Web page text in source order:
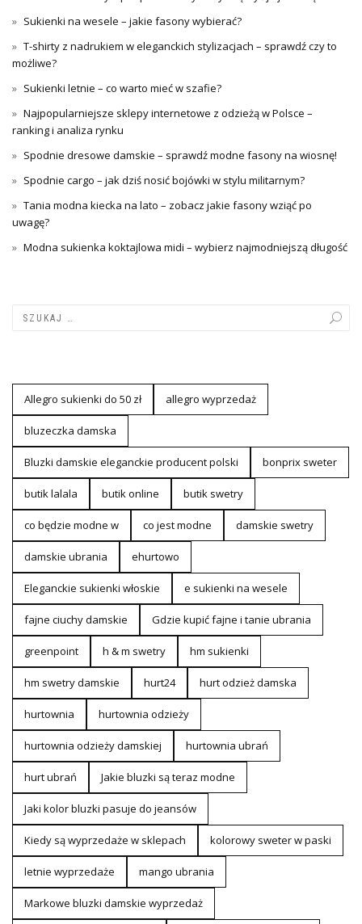
Sukienki na wesele – jakie fasony wybierać?
T-shirty z nadrukiem w eleganckich stylizacjach – sprawdź czy to
możliwe?
Sukienki letnie – co warto mieć w szafie?
Najpopularniejsze sklepy internetowe z odzieżą w Polsce –
ranking i analiza rynku
Spodnie dresowe damskie – sprawdź modne fasony na wiosnę!
Spodnie cargo – jak dziś nosić bojówki w stylu militarnym?
Tania modna kiecka na lato – zobacz jakie fasony wziąć po
uwagę?
Modna sukienka koktajlowa midi – wybierz najmodniejszą długość
Allegro sukienki do 50 zł allegro wyprzedaż
bluzeczka damska
Bluzki damskie eleganckie producent polski bonprix sweter
butik lalala butik online butik swetry
co będzie modne w co jest modne damskie swetry
damskie ubrania ehurtowo
Eleganckie sukienki włoskie e sukienki na wesele
fajne ciuchy damskie Gdzie kupić fajne i tanie ubrania
greenpoint h & m swetry hm sukienki
hm swetry damskie hurt24 hurt odzież damska
hurtownia hurtownia odzieży
hurtownia odzieży damskiej hurtownia ubrań
hurt ubrań Jakie bluzki są teraz modne
Jaki kolor bluzki pasuje do jeansów
Kiedy są wyprzedaże w sklepach kolorowy sweter w paski
letnie wyprzedaże mango ubrania
Markowe bluzki damskie wyprzedaż